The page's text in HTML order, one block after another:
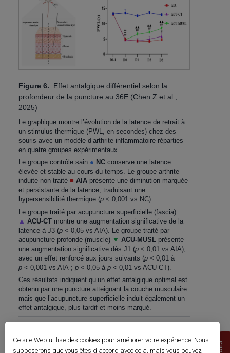
Figure 6. Effet antalgique différentiel selon la
profondeur de la puncture au 36E (Chen Z et al.,
2025)
Le graphique montre l’évolution de la latence de retrait à
un stimulus thermique (PWL, en secondes) chez des
souris avec un modèle d’arthrite inflammatoire réparties
en quatre groupes expérimentaux.
Le groupe contrôle sain ● NCconserve une latence
élevée et stable au cours du temps. Le groupe arthrite
induite non traité ■ AIAprésente une diminution marquée
et persistante de la latence, traduisant une
hypersensibilité thermique (p< 0,001 vs NC).
Le groupe traité par acupuncture superficielle (fascia)
▲ ACU-CTmontre une augmentation significative de la
latence à J3 (p< 0,05 vs AIA). Le groupe traité par
acupuncture profonde (muscle) ▼ ACU-MUSLprésente
une augmentation significative dès J1 (p< 0,01 vs AIA),
avec un effet renforcé aux jours suivants (p< 0,01 à
p< 0,001 vs AIA ; p< 0,05 à p< 0,01 vs ACU-CT).
Ces résultats indiquent qu’un effet antalgique optimal est
obtenu par une puncture atteignant la couche musculaire
mais que l’acupuncture superficielle induit également un
effet antalgique, plus tardif et moins marqué.
Ce site Web utilise des cookies pour améliorer votre expérience. Nous
supposerons que vous êtes d'accord avec cela, mais vous pouvez